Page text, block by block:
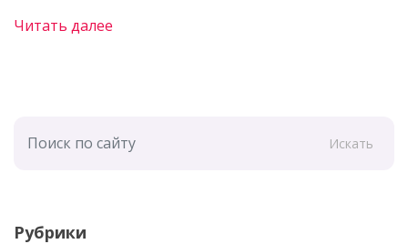
Читать далее
Искать
Рубрики